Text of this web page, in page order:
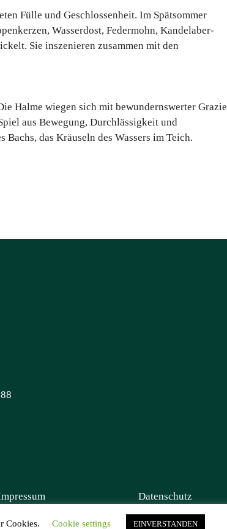
Fülle und Geschlossenheit. Im Spätsommer
Wasserdost, Federmohn, Kandelaber-
Sie inszenieren zusammen mit den
Halme wiegen sich mit bewundernswerter Grazie
aus Bewegung, Durchlässigkeit und
das Kräuseln des Wassers im Teich.
Datenschutz
Cookies. Cookie settings EINVERSTANDEN